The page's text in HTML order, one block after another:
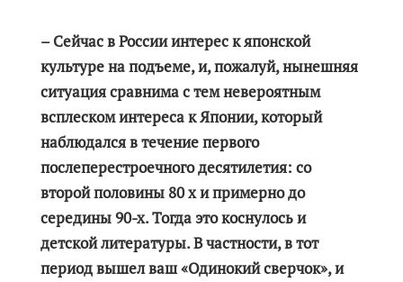
– Сейчас в России интерес к японской
культуре на подъеме, и, пожалуй, нынешняя
ситуация сравнима с тем невероятным
всплеском интереса к Японии, который
наблюдался в течение первого
послеперестроечного десятилетия: со
второй половины 80 х и примерно до
середины 90-х. Тогда это коснулось и
детской литературы. В частности, в тот
период вышел ваш «Одинокий сверчок», и